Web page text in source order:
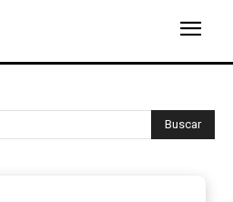
Buscar